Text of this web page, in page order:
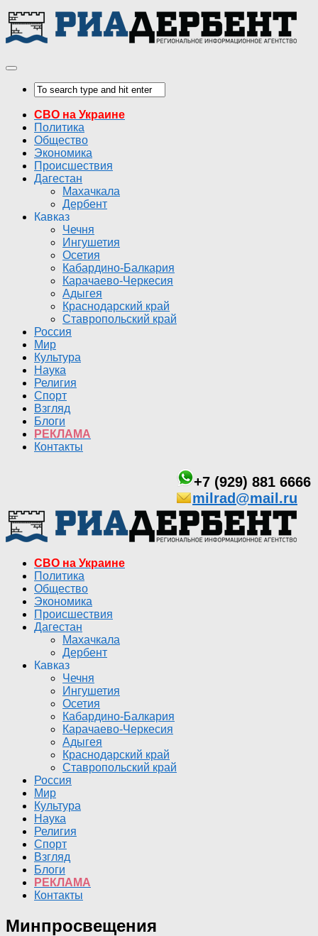
СВО на Украине
Политика
Общество
Экономика
Происшествия
Дагестан
Махачкала
Дербент
Кавказ
Чечня
Ингушетия
Осетия
Кабардино-Балкария
Карачаево-Черкесия
Адыгея
Краснодарский край
Ставропольский край
Россия
Мир
Культура
Наука
Религия
Спорт
Взгляд
Блоги
РЕКЛАМА
Контакты
+7 (929) 881 6666
milrad@mail.ru
СВО на Украине
Политика
Общество
Экономика
Происшествия
Дагестан
Махачкала
Дербент
Кавказ
Чечня
Ингушетия
Осетия
Кабардино-Балкария
Карачаево-Черкесия
Адыгея
Краснодарский край
Ставропольский край
Россия
Мир
Культура
Наука
Религия
Спорт
Взгляд
Блоги
РЕКЛАМА
Контакты
Минпросвещения